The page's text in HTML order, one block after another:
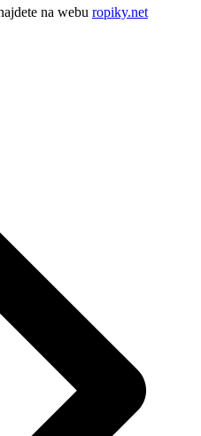
na webu ropiky.net